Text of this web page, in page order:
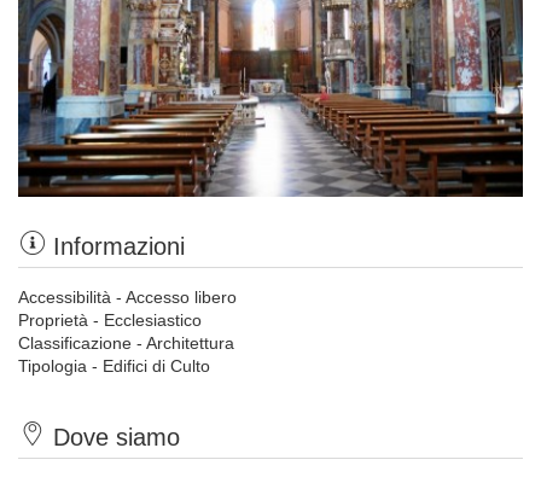
Informazioni
Accessibilità - Accesso libero
Proprietà - Ecclesiastico
Classificazione - Architettura
Tipologia - Edifici di Culto
Dove siamo